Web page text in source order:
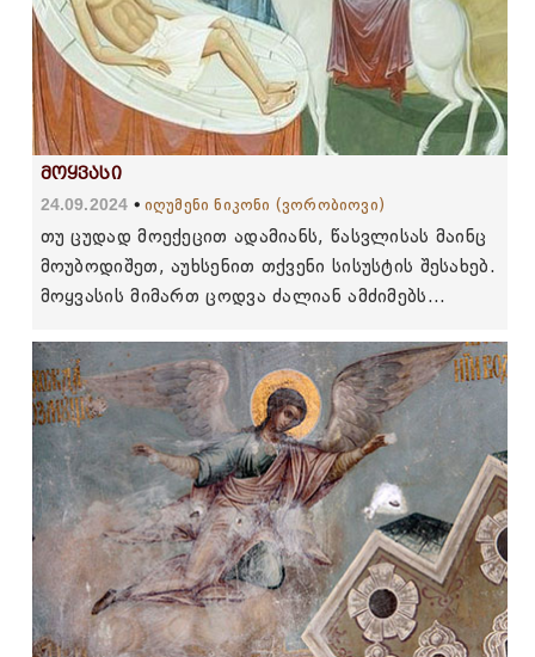
მოყვასი
24.09.2024 იღუმენი ნიკონი (ვორობიოვი)
თუ ცუდად მოექეცით ადამიანს, წასვლისას მაინც
მოუბოდიშეთ, აუხსენით თქვენი სისუსტის შესახებ.
მოყვასის მიმართ ცოდვა ძალიან ამძიმებს
პატიობს, როცა ჩვენ მოყვასს შევურიგდებით.